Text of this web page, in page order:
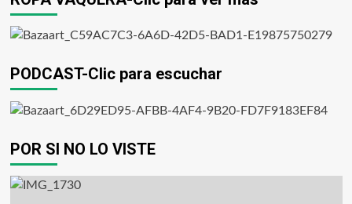
PODCAST-Clic para escuchar
POR SI NO LO VISTE